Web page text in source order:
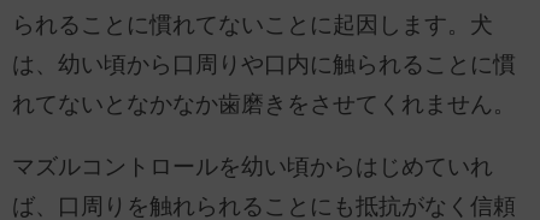
られることに慣れてないことに起因します。犬
は、幼い頃から口周りや口内に触られることに慣
れてないとなかなか歯磨きをさせてくれません。
マズルコントロールを幼い頃からはじめていれ
ば、口周りを触れられることにも抵抗がなく信頼